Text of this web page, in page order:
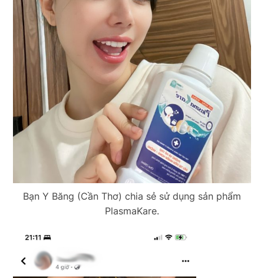
Bạn Y Băng (Cần Thơ) chia sẻ sử dụng sản phẩm
PlasmaKare.